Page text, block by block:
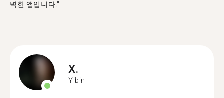
벽한 앱입니다."
X.
Yibin